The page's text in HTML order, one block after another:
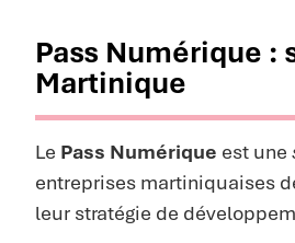
Pass Numérique :
Martinique
Le Pass Numérique est une
entreprises martiniquaises
leur stratégie de